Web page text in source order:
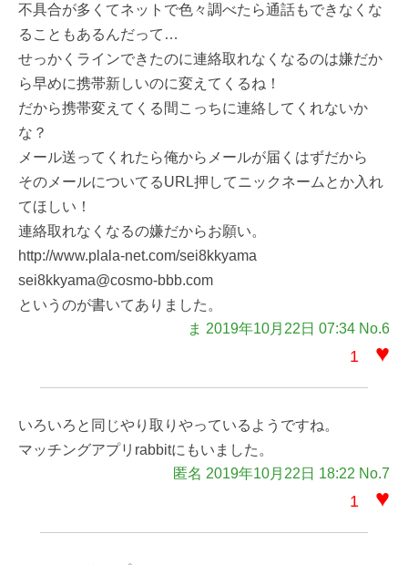
不具合が多くてネットで色々調べたら通話もできなくな
ることもあるんだって…
せっかくラインできたのに連絡取れなくなるのは嫌だか
ら早めに携帯新しいのに変えてくるね！
だから携帯変えてくる間こっちに連絡してくれないか
な？
メール送ってくれたら俺からメールが届くはずだから
そのメールについてるURL押してニックネームとか入れ
てほしい！
連絡取れなくなるの嫌だからお願い。
http://www.plala-net.com/sei8kkyama
sei8kkyama@cosmo-bbb.com
というのが書いてありました。
ま 2019年10月22日 07:34 No.6
1 ♥
いろいろと同じやり取りやっているようですね。
マッチングアプリrabbitにもいました。
匿名 2019年10月22日 18:22 No.7
1 ♥